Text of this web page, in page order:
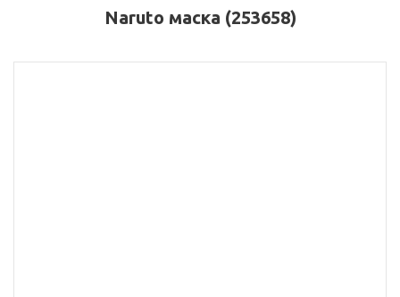
Naruto маска (253658)